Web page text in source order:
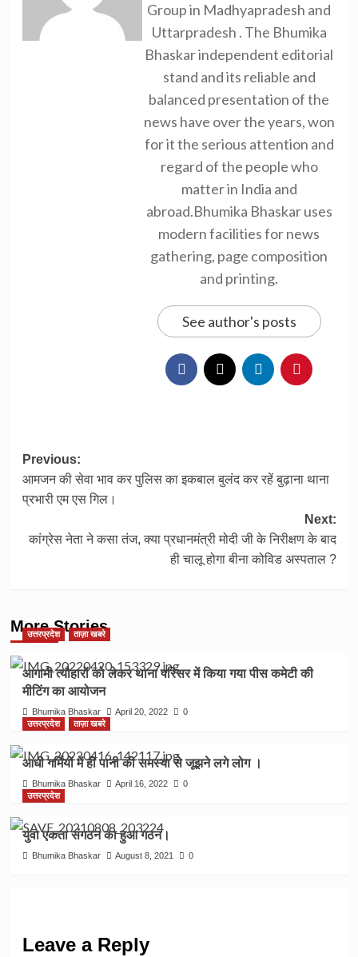
Group in Madhyapradesh and
Uttarpradesh . The Bhumika
Bhaskar independent editorial
stand and its reliable and
balanced presentation of the
news have over the years, won
for it the serious attention and
regard of the people who
matter in India and
abroad.Bhumika Bhaskar uses
modern facilities for news
gathering, page composition
and printing.
See author's posts
Post
navigation
Previous:
आमजन की सेवा भाव कर पुलिस का इकबाल बुलंद कर रहें बुढ़ाना थाना
प्रभारी एम एस गिल।
Next:
कांग्रेस नेता ने कसा तंज, क्या प्रधानमंत्री मोदी जी के निरीक्षण के बाद
ही चालू होगा बीना कोविड अस्पताल ?
More Stories
उत्तरप्रदेश ताज़ा खबरे
आगामी त्यौहारों को‌ लेकर थाना‌ परिसर में किया गया पीस कमेटी की
मीटिंग का आयोजन
Bhumika Bhaskar April 20, 2022
0
उत्तरप्रदेश
ताज़ा खबरे
आधी गर्मियों में ही पानी की समस्या से जूझने लगे लोग ।
Bhumika Bhaskar April 16, 2022
0
उत्तरप्रदेश
युवा एकता संगठन का हुआ गठन।
Bhumika Bhaskar August 8, 2021 0
Leave a Reply